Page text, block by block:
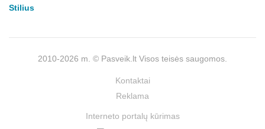
Stilius
2010-2026 m. © Pasveik.lt Visos teisės saugomos.
Kontaktai
Reklama
Interneto portalų kūrimas